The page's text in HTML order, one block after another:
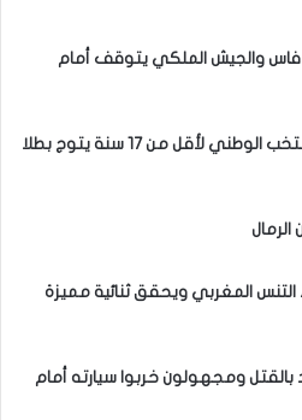
والجيش الملكي يتوقف أمام
على عرش شمال إفريقيا: المنتخب الوطني لأقل من 17 سنة يتوج بطلا
المغربي ويحقق ثنائية مميزة
ومجهولون خربوا سيارته أمام